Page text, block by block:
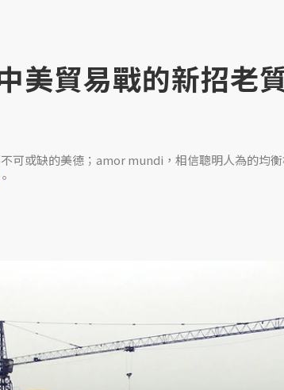
美貿易戰的新招老
可或缺的美德；amor mundi，相信聰明人為的均
。